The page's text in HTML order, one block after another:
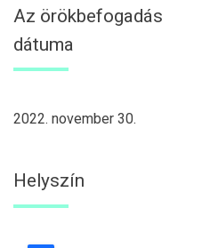
Az örökbefogadás
dátuma
2022. november 30.
Helyszín